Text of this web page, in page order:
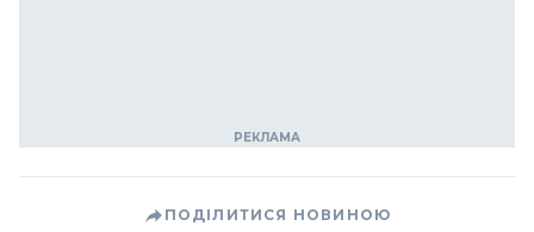
ПОДІЛИТИСЯ НОВИНОЮ